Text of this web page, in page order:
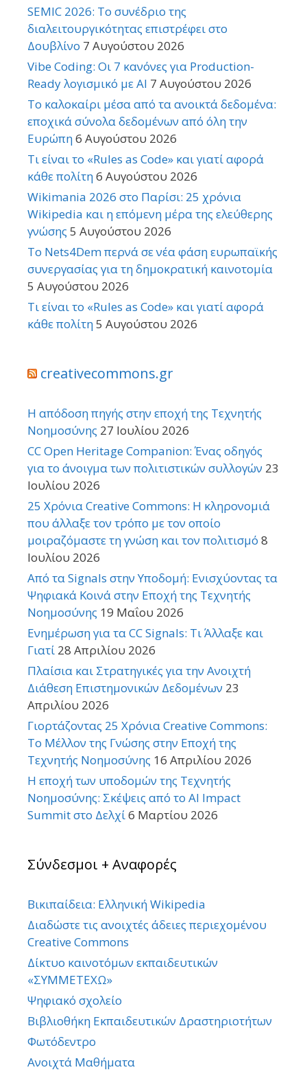
SEMIC 2026: Το συνέδριο της
διαλειτουργικότητας επιστρέφει στο
Δουβλίνο 7 Αυγούστου 2026
Vibe Coding: Οι 7 κανόνες για Production-
Ready λογισμικό με AI 7 Αυγούστου 2026
Το καλοκαίρι μέσα από τα ανοικτά δεδομένα:
εποχικά σύνολα δεδομένων από όλη την
Ευρώπη6 Αυγούστου 2026
Τι είναι το «Rules as Code» και γιατί αφορά
κάθε πολίτη6 Αυγούστου 2026
Wikimania 2026 στο Παρίσι: 25 χρόνια
Wikipedia και η επόμενη μέρα της ελεύθερης
γνώσης 5 Αυγούστου 2026
Το Nets4Dem περνά σε νέα φάση ευρωπαϊκής
συνεργασίας για τη δημοκρατική καινοτομία
5 Αυγούστου 2026
Τι είναι το «Rules as Code» και γιατί αφορά
κάθε πολίτη5 Αυγούστου 2026
creativecommons.gr
Η απόδοση πηγής στην εποχή της Τεχνητής
Νοημοσύνης 27 Ιουλίου 2026
CC Open Heritage Companion: Ένας οδηγός
για το άνοιγμα των πολιτιστικών συλλογών 23
Ιουλίου 2026
25 Χρόνια Creative Commons: Η κληρονομιά
που άλλαξε τον τρόπο με τον οποίο
μοιραζόμαστε τη γνώση και τον πολιτισμό 8
Ιουλίου 2026
Από τα Signals στην Υποδομή: Ενισχύοντας τα
Ψηφιακά Κοινά στην Εποχή της Τεχνητής
Νοημοσύνης 19 Μαΐου 2026
Ενημέρωση για τα CC Signals: Τι Άλλαξε και
Γιατί 28 Απριλίου 2026
Πλαίσια και Στρατηγικές για την Ανοιχτή
Διάθεση Επιστημονικών Δεδομένων 23
Απριλίου 2026
Γιορτάζοντας 25 Χρόνια Creative Commons:
Το Μέλλον της Γνώσης στην Εποχή της
Τεχνητής Νοημοσύνης 16 Απριλίου 2026
Η εποχή των υποδομών της Τεχνητής
Νοημοσύνης: Σκέψεις από το AI Impact
Summit στο Δελχί6 Μαρτίου 2026
Σύνδεσμοι + Αναφορές
Βικιπαίδεια: Ελληνική Wikipedia
Διαδώστε τις ανοιχτές άδειες περιεχομένου
Creative Commons
Δίκτυο καινοτόμων εκπαιδευτικών
«ΣΥΜΜΕΤΕΧΩ»
Ψηφιακό σχολείο
Βιβλιοθήκη Εκπαιδευτικών Δραστηριοτήτων
Φωτόδεντρο
Ανοιχτά Μαθήματα